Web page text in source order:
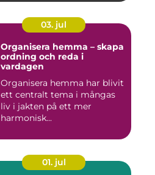
03. jul
Organisera hemma – skapa
ordning och reda i
vardagen
Organisera hemma har blivit
ett centralt tema i mångas
liv i jakten på ett mer
harmonisk...
01. jul